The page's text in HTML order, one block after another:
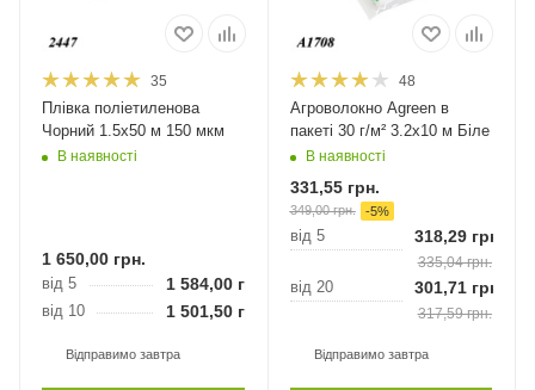
35
Плівка поліетиленова
Чорний 1.5х50 м 150 мкм
В наявності
1 650,00 грн.
від 5 1 584,00 грн.
від 10 1 501,50 грн.
Відправимо завтра
48
Агроволокно Agreen в
пакеті 30 г/м² 3.2х10 м Біле
В наявності
331,55грн.
349,00грн. -5%
від 5 318,29грн.
335,04грн.
від 20 301,71грн.
317,59грн.
Відправимо завтра